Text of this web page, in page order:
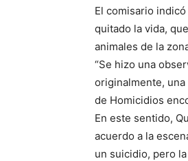
El comisario
quitado la vida,
animales de la
“Se hizo una
originalmente, una
de Homicidios
En este sentido,
acuerdo a la
un suicidio, pero